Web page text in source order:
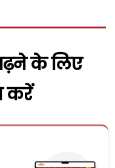
के लिए
करें